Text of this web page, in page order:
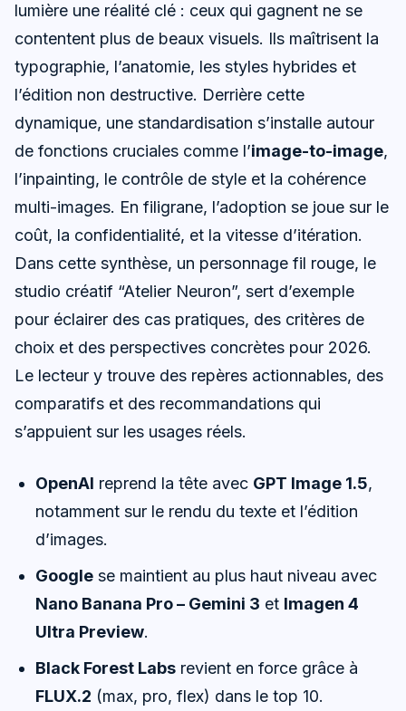
lumière une réalité clé : ceux qui gagnent ne se
contentent plus de beaux visuels. Ils maîtrisent la
typographie, l’anatomie, les styles hybrides et
l’édition non destructive. Derrière cette
dynamique, une standardisation s’installe autour
de fonctions cruciales comme l’image-to-image,
l’inpainting, le contrôle de style et la cohérence
multi-images. En filigrane, l’adoption se joue sur le
coût, la confidentialité, et la vitesse d’itération.
Dans cette synthèse, un personnage fil rouge, le
studio créatif “Atelier Neuron”, sert d’exemple
pour éclairer des cas pratiques, des critères de
choix et des perspectives concrètes pour 2026.
Le lecteur y trouve des repères actionnables, des
comparatifs et des recommandations qui
s’appuient sur les usages réels.
OpenAI reprend la tête avec GPT Image 1.5,
notamment sur le rendu du texte et l’édition
d’images.
Google se maintient au plus haut niveau avec
Nano Banana Pro – Gemini 3 et Imagen 4
Ultra Preview.
Black Forest Labs revient en force grâce à
FLUX.2 (max, pro, flex) dans le top 10.